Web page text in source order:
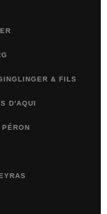
& FILS
D'AQUI